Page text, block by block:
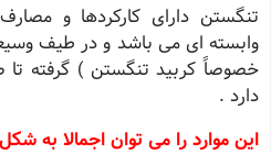
تنگستن دارای کارکردها و
وابسته ای می باشد و در طیف
خصوصاً کربید تنگستن ) گرفته تا
دارد .
این موارد را می توان اجمالا به